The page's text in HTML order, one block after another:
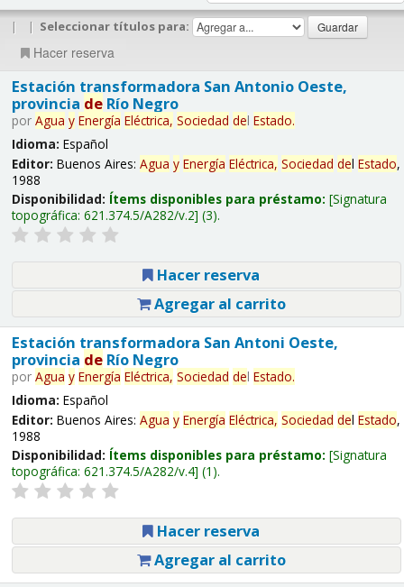
| | Seleccionar títulos para:
Hacer reserva
Estación transformadora San Antonio Oeste,
provincia deRío Negro
por Agua y Energía Eléctrica, Sociedad del Estado.
Idioma: Español
Editor: Buenos Aires: Agua y Energía Eléctrica, Sociedad del Estado,
1988
Disponibilidad: Ítems disponibles para préstamo: Signatura
topográfica: 621.374.5/A282/v.2 (3).
Hacer reserva
Agregar al carrito
Estación transformadora San Antoni Oeste,
provincia deRío Negro
por Agua y Energía Eléctrica, Sociedad del Estado.
Idioma: Español
Editor: Buenos Aires: Agua y Energía Eléctrica, Sociedad del Estado,
1988
Disponibilidad: Ítems disponibles para préstamo: Signatura
topográfica: 621.374.5/A282/v.4 (1).
Hacer reserva
Agregar al carrito